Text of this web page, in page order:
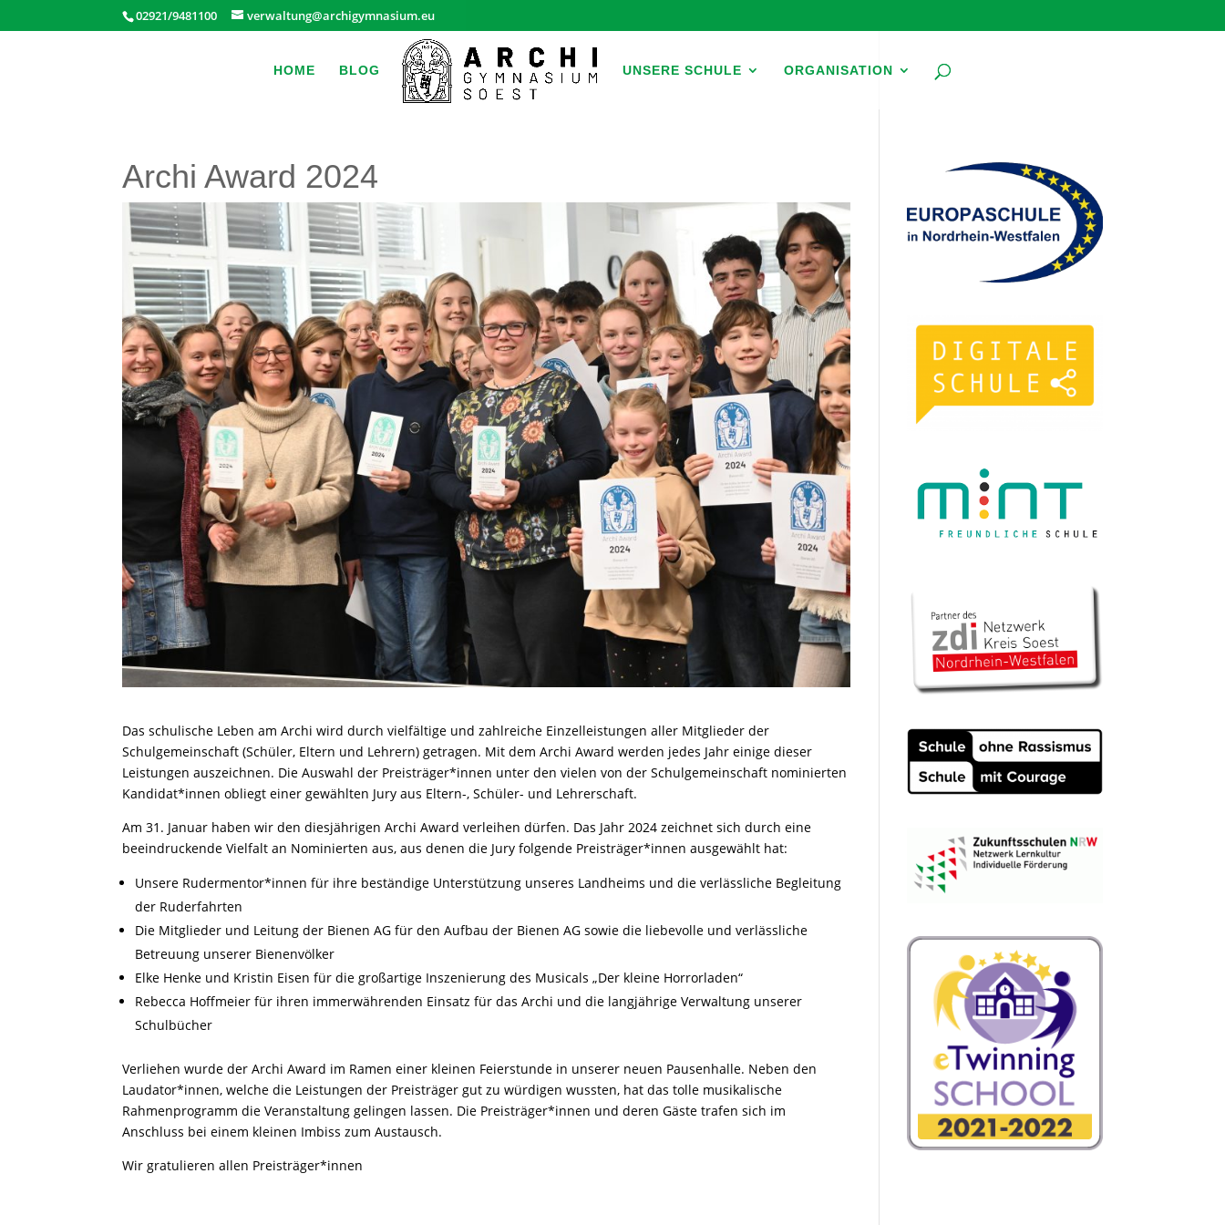
02921/9481100 verwaltung@archigymnasium.eu
HOME BLOG UNSERE SCHULE ORGANISATION
Archi Award 2024
Das schulische Leben am Archi wird durch vielfältige und zahlreiche Einzelleistungen aller Mitglieder der
Schulgemeinschaft (Schüler, Eltern und Lehrern) getragen. Mit dem Archi Award werden jedes Jahr einige dieser
Leistungen auszeichnen. Die Auswahl der Preisträger*innen unter den vielen von der Schulgemeinschaft nominierten
Kandidat*innen obliegt einer gewählten Jury aus Eltern-, Schüler- und Lehrerschaft.
Am 31. Januar haben wir den diesjährigen Archi Award verleihen dürfen. Das Jahr 2024 zeichnet sich durch eine
beeindruckende Vielfalt an Nominierten aus, aus denen die Jury folgende Preisträger*innen ausgewählt hat:
Unsere Rudermentor*innen für ihre beständige Unterstützung unseres Landheims und die verlässliche Begleitung
der Ruderfahrten
Die Mitglieder und Leitung der Bienen AG für den Aufbau der Bienen AG sowie die liebevolle und verlässliche
Betreuung unserer Bienenvölker
Elke Henke und Kristin Eisen für die großartige Inszenierung des Musicals „Der kleine Horrorladen“
Rebecca Hoffmeier für ihren immerwährenden Einsatz für das Archi und die langjährige Verwaltung unserer
Schulbücher
Verliehen wurde der Archi Award im Ramen einer kleinen Feierstunde in unserer neuen Pausenhalle. Neben den
Laudator*innen, welche die Leistungen der Preisträger gut zu würdigen wussten, hat das tolle musikalische
Rahmenprogramm die Veranstaltung gelingen lassen. Die Preisträger*innen und deren Gäste trafen sich im
Anschluss bei einem kleinen Imbiss zum Austausch.
Wir gratulieren allen Preisträger*innen